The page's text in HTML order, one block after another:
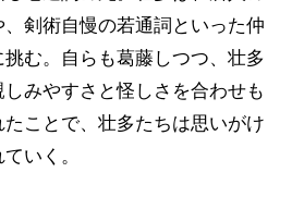
剣術自慢の若通詞といった仲
む。自らも葛藤しつつ、壮多
みやすさと怪しさを合わせも
ことで、壮多たちは思いがけ
いく。